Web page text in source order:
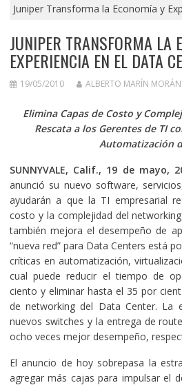
Juniper Transforma la Economía y
JUNIPER TRANSFORMA LA
EXPERIENCIA EN EL DATA
19/05/2010 ALBERTO MARÍN MORÁN
Elimina Capas de Costo y
Rescata a los Gerentes de TI
Automatización
SUNNYVALE, Calif., 19 de mayo,
anunció su nuevo software,
ayudarán a que la TI empresarial
costo y la complejidad del
también mejora el desempeño de
“nueva red” para Data Centers está
críticas en automatización,
cual puede reducir el tiempo de
ciento y eliminar hasta el 35 por
de networking del Data Center. La
nuevos switches y la entrega de
ocho veces mejor desempeño,
El anuncio de hoy sobrepasa la
agregar más cajas para impulsar el